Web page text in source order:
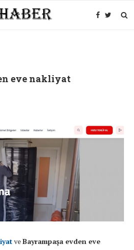
eve nakliyat
ve Bayrampaşa evden eve